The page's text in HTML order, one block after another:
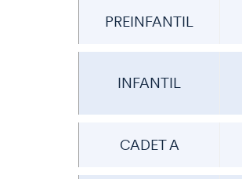
PREINFANTIL
INFANTIL
CADET A